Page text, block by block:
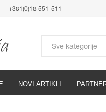
NOVI ARTIKLI
+381(0)18 551-511